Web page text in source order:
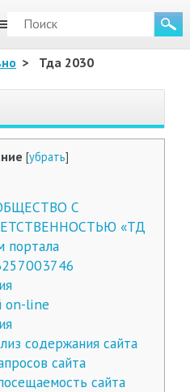
МЕНЮ
> Тда 2030
[убрать]
С
«ТД
on-line
содержания сайта
сайта
сайта